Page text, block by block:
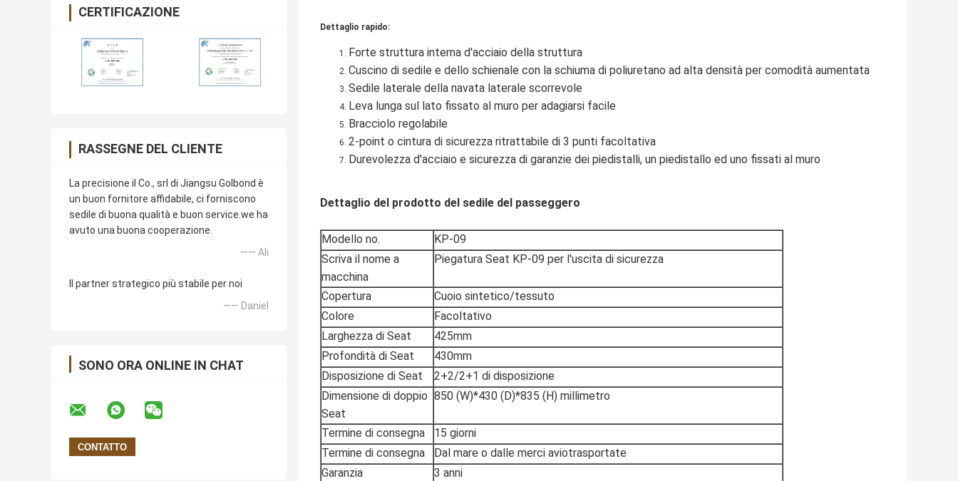
CERTIFICAZIONE
RASSEGNE DEL CLIENTE
La precisione il Co., srl di Jiangsu Golbond è
un buon fornitore affidabile, ci forniscono
sedile di buona qualità e buon service.we ha
avuto una buona cooperazione.
—— Ali
Il partner strategico più stabile per noi
—— Daniel
SONO ORA ONLINE IN CHAT
Dettaglio rapido:
Forte struttura interna d'acciaio della struttura
Cuscino di sedile e dello schienale con la schiuma di poliuretano ad alta densità per comodità aumentata
Sedile laterale della navata laterale scorrevole
Leva lunga sul lato fissato al muro per adagiarsi facile
Bracciolo regolabile
2-point o cintura di sicurezza ritrattabile di 3 punti facoltativa
Durevolezza d'acciaio e sicurezza di garanzie dei piedistalli, un piedistallo ed uno fissati al muro
Dettaglio del prodotto del sedile del passeggero
Modello no.
KP-09
Scriva il nome a
macchina
Piegatura Seat KP-09 per l'uscita di sicurezza
Copertura
Cuoio sintetico/tessuto
Colore
Facoltativo
Larghezza di Seat
425mm
Profondità di Seat
430mm
Disposizione di Seat
2+2/2+1 di disposizione
Dimensione di doppio
Seat
850 (W)*430 (D)*835 (H) millimetro
Termine di consegna
15 giorni
Termine di consegna
Dal mare o dalle merci aviotrasportate
Garanzia
3 anni